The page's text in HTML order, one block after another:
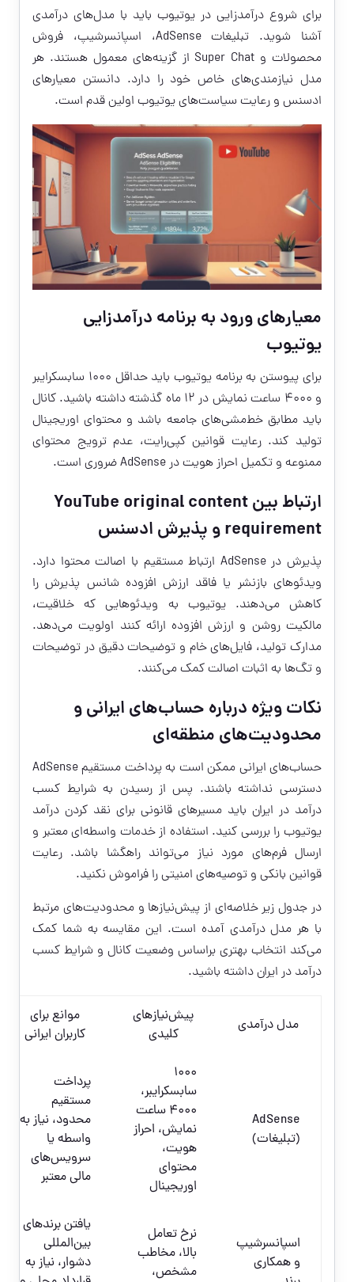
برای شروع درآمدزایی در یوتیوب باید با مدل‌های درآمدی
آشنا شوید. تبلیغات AdSense، اسپانسرشیپ، فروش
محصولات و Super Chat از گزینه‌های معمول هستند. هر
مدل نیازمندی‌های خاص خود را دارد. دانستن معیارهای
ادسنس و رعایت سیاست‌های یوتیوب اولین قدم است.
معیارهای ورود به برنامه درآمدزایی
یوتیوب
برای پیوستن به برنامه یوتیوب باید حداقل 1000 سابسکرایبر
و 4000 ساعت نمایش در 12 ماه گذشته داشته باشید. کانال
باید مطابق خط‌مشی‌های جامعه باشد و محتوای اوریجینال
تولید کند. رعایت قوانین کپی‌رایت، عدم ترویج محتوای
ممنوعه و تکمیل احراز هویت در AdSense ضروری است.
ارتباط بین YouTube original content
requirement و پذیرش ادسنس
پذیرش در AdSense ارتباط مستقیم با اصالت محتوا دارد.
ویدئوهای بازنشر یا فاقد ارزش افزوده شانس پذیرش را
کاهش می‌دهند. یوتیوب به ویدئوهایی که خلاقیت،
مالکیت روشن و ارزش افزوده ارائه کنند اولویت می‌دهد.
مدارک تولید، فایل‌های خام و توضیحات دقیق در توضیحات
و تگ‌ها به اثبات اصالت کمک می‌کنند.
نکات ویژه درباره حساب‌های ایرانی و
محدودیت‌های منطقه‌ای
حساب‌های ایرانی ممکن است به پرداخت مستقیم AdSense
دسترسی نداشته باشند. پس از رسیدن به شرایط کسب
درآمد در ایران باید مسیرهای قانونی برای نقد کردن درآمد
یوتیوب را بررسی کنید. استفاده از خدمات واسطه‌ای معتبر و
ارسال فرم‌های مورد نیاز می‌تواند راهگشا باشد. رعایت
قوانین بانکی و توصیه‌های امنیتی را فراموش نکنید.
در جدول زیر خلاصه‌ای از پیش‌نیازها و محدودیت‌های مرتبط
با هر مدل درآمدی آمده است. این مقایسه به شما کمک
می‌کند انتخاب بهتری براساس وضعیت کانال و شرایط کسب
درآمد در ایران داشته باشید.
مدل درآمدی
پیش‌نیازهای
کلیدی
موانع برای
کاربران ایرانی
AdSense
(تبلیغات)
1000
سابسکرایبر،
4000 ساعت
نمایش، احراز
هویت،
محتوای
اوریجینال
پرداخت
مستقیم
محدود، نیاز به
واسطه یا
سرویس‌های
مالی معتبر
اسپانسرشیپ
و همکاری
نرخ تعامل
بالا، مخاطب
مشخص،
یافتن برندهای
بین‌المللی
دشوار، نیاز به